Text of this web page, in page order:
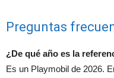
Preguntas
¿De qué año es la
Es un Playmobil de 2026.